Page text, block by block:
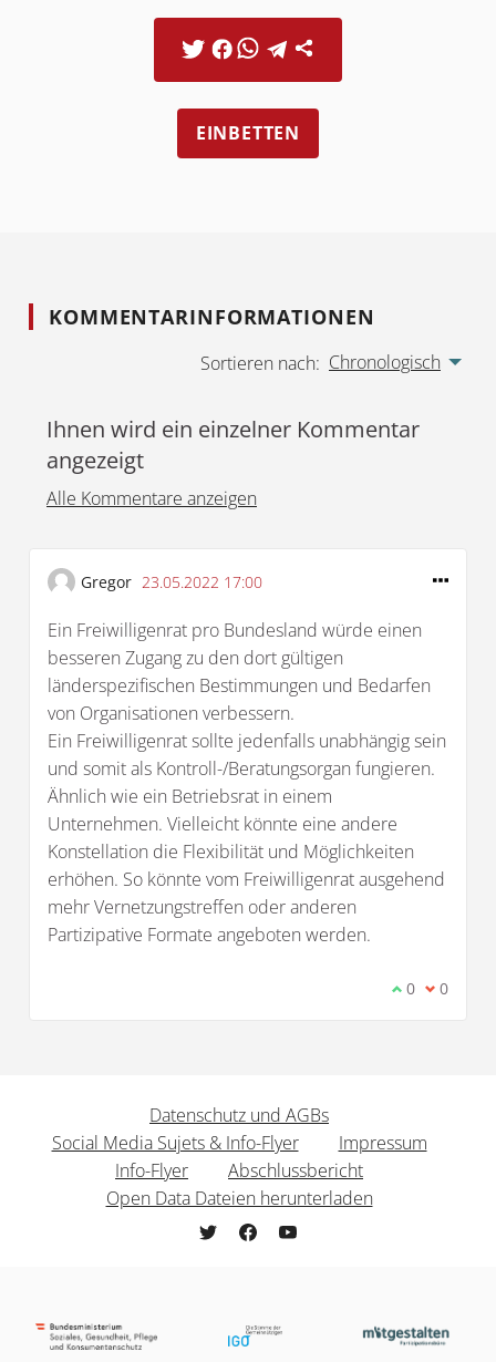
EINBETTEN
KOMMENTARINFORMATIONEN
Sortieren nach: Chronologisch
Ihnen wird ein einzelner Kommentar
angezeigt
Alle Kommentare anzeigen
Gregor 23.05.2022 17:00
Ein Freiwilligenrat pro Bundesland würde einen
besseren Zugang zu den dort gültigen
länderspezifischen Bestimmungen und Bedarfen
von Organisationen verbessern.
Ein Freiwilligenrat sollte jedenfalls unabhängig sein
und somit als Kontroll-/Beratungsorgan fungieren.
Ähnlich wie ein Betriebsrat in einem
Unternehmen. Vielleicht könnte eine andere
Konstellation die Flexibilität und Möglichkeiten
erhöhen. So könnte vom Freiwilligenrat ausgehend
mehr Vernetzungstreffen oder anderen
Partizipative Formate angeboten werden.
Ich stimme
0 Ich bin
0
Datenschutz und AGBs
Social Media Sujets & Info-Flyer
Impressum
Info-Flyer
Abschlussbericht
Open Data Dateien herunterladen
freiwilligenpolitik.mitgestalten.jetzt